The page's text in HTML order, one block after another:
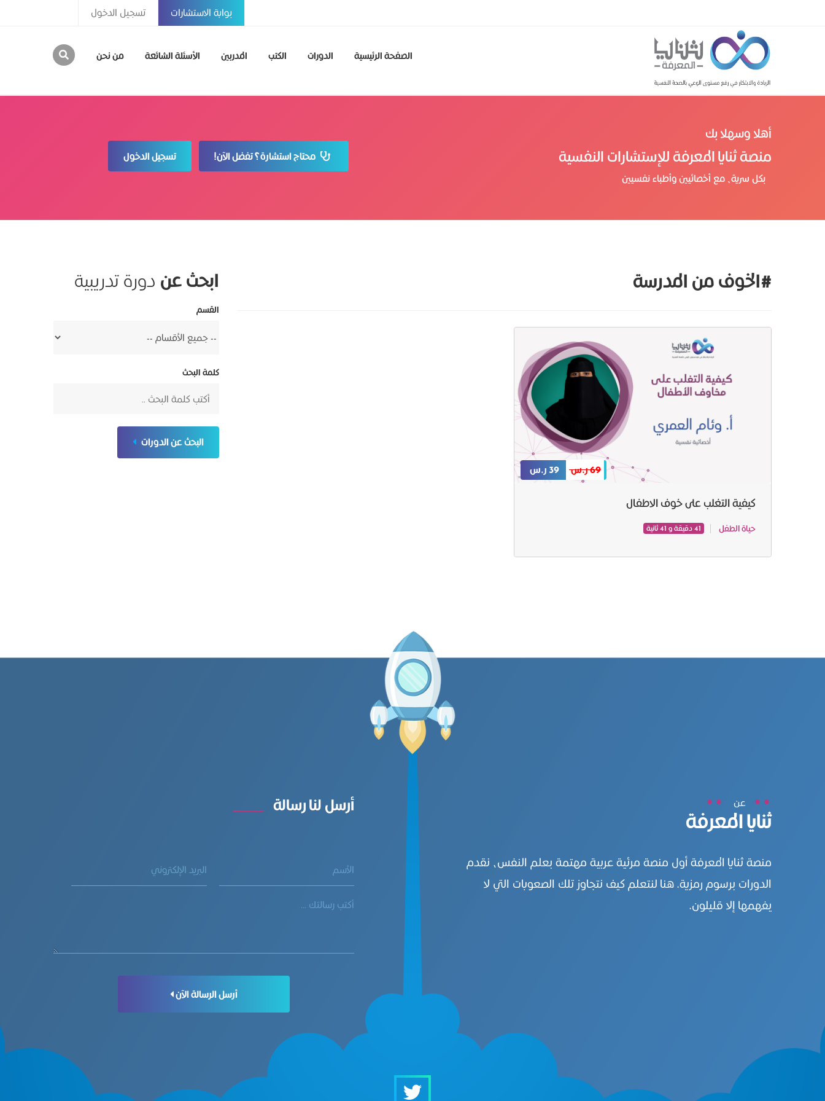
تسجيل الدخول بوابة الاستشارات
الصفحة الرئيسية الدورات الكتب المدربين الأسئلة الشائعة من نحن
أهلا وسهلا بك
منصة ثنايا المعرفة للإستشارات النفسية
بكل سرية، مع أخصائيين وأطباء نفسيين
محتاج استشارة؟ تفضل الآن! تسجيل الدخول
#الخوف من المدرسة
69 ر.س 39 ر.س
كيفية التغلب على خوف الاطفال
حياة الطفل 41 دقيقة و 41 ثانية
ابحث عن دورة تدريبية
القسم
كلمة البحث
البحث عن الدورات
عن
ثنايا المعرفة
منصة ثنايا المعرفة أول منصة مرئية عربية مهتمة بعلم النفس، نقدم
الدورات برسوم رمزية. هنا لنتعلم كيف نتجاوز تلك الصعوبات التي لا
يفهمها إلا قليلون.
أرسل لنا رسالة
أرسل الرسالة الآن